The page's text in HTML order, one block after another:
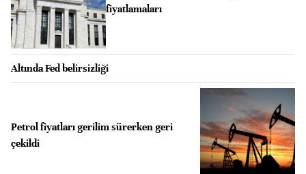
fiyatlamaları
Altında Fed belirsizliği
Petrol fiyatları gerilim sürerken geri
çekildi